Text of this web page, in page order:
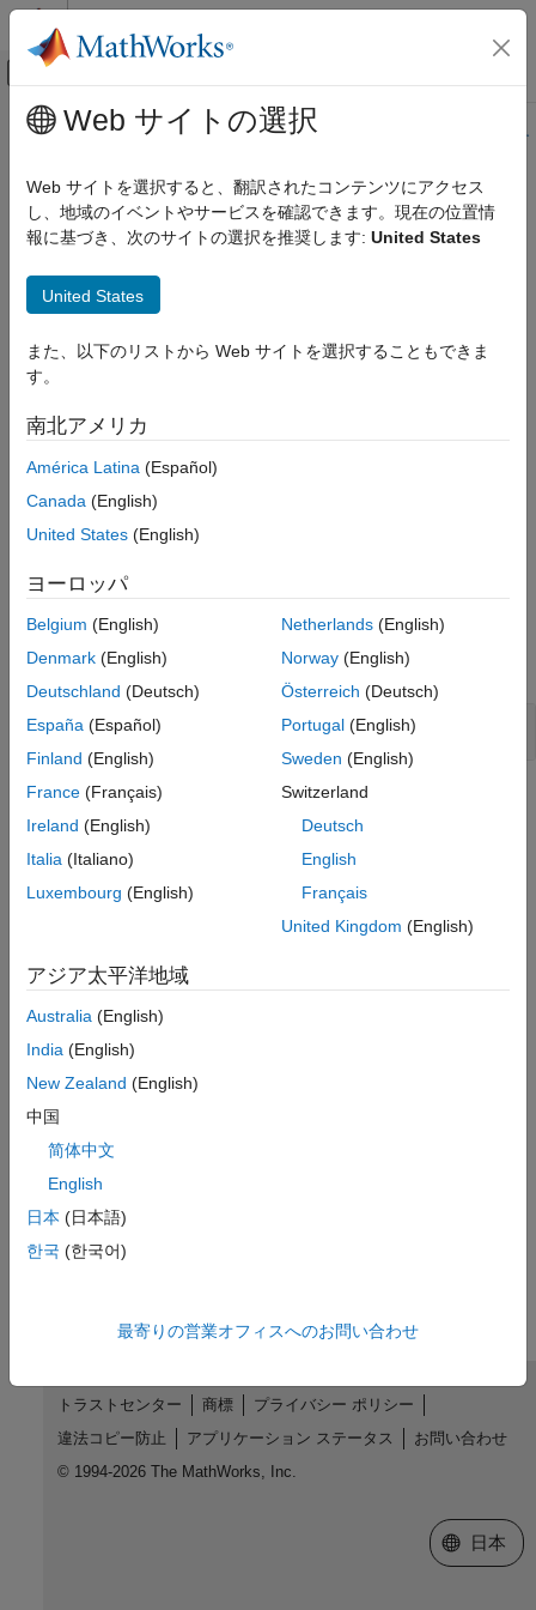
コンテンツへスキップ
オフキャンバス ナビゲーション メ
ドキュメンテーションのホーム
コード検証
Polyspace Bug Finder
Polyspace Bug Finder の結果
共通脆弱性タイプ一覧 (CWE)
項目一覧
説明
例
チェック情報
参考
メインコンテンツ
このページの内容は最新ではありません。最新版の英語を参照す
CWE Rule 476
NULL Pointer Dereference
R2023a 以降
説明
dereferences a pointer that it expects to be valid, but is NULL,
typically causing a crash or exit.
Polyspace実装
ルール チェッカーは、
例
すべて展開する
NULL ポインターのデリファレンス
チェック情報
バージョン履歴
参考
CWE チェック (-cwe)
トピック
コーディング規約違反のチェックおよびレビュー
外部の Web サイト
CWE-476
Web サイトの選択
Web サイトを選択すると、翻訳されたコンテンツにアクセス
し、地域のイベントやサービスを確認できます。現在の位置情
報に基づき、次のサイトの選択を推奨します: United States
United States
また、以下のリストから Web サイトを選択することもできま
す。
南北アメリカ
América Latina (Español)
Canada (English)
United States (English)
ヨーロッパ
Belgium (English)
Denmark (English)
Deutschland (Deutsch)
España (Español)
Finland (English)
France (Français)
Ireland (English)
Italia (Italiano)
Luxembourg (English)
Netherlands(English)
Norway(English)
Österreich (Deutsch)
Portugal(English)
Sweden (English)
Switzerland
Deutsch
English
Français
United Kingdom (English)
アジア太平洋地域
Australia (English)
India (English)
New Zealand (English)
中国
简体中文
English
日本 (日本語)
한국 (한국어)
最寄りの営業オフィスへのお問い合わせ
トラストセンター 商標
プライバシー ポリシー
違法コピー防止
アプリケーション ステータス
お問い合わせ
© 1994-2026 The MathWorks, Inc.
Web サイ
日本